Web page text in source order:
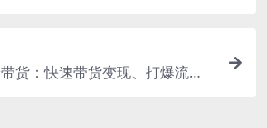
货：快速带货变现、打爆流量